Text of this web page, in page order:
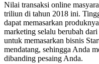
Nilai transaksi online
triliun di tahun 2018 ini.
dapat memasarkan
marketing selalu berubah
untuk memasarkan bisnis
mendatang, sehingga Anda
dibanding pesaing Anda.